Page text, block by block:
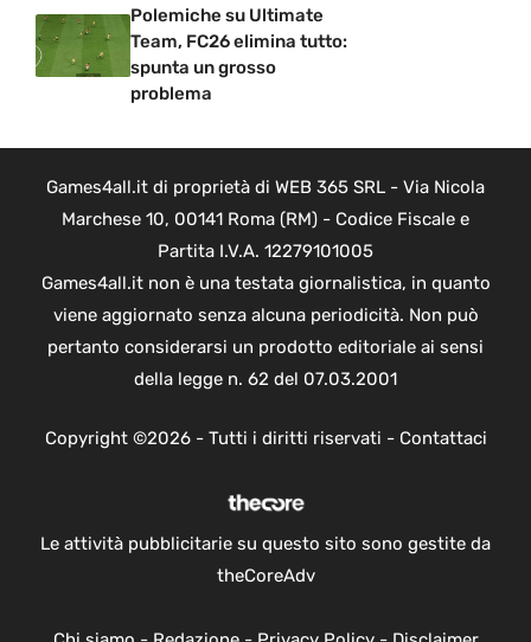
Polemiche su Ultimate
Team, FC26 elimina tutto:
spunta un grosso
problema
Games4all.it di proprietà di WEB 365 SRL - Via Nicola
Marchese 10, 00141 Roma (RM) - Codice Fiscale e
Partita I.V.A. 12279101005
Games4all.it non è una testata giornalistica, in quanto
viene aggiornato senza alcuna periodicità. Non può
pertanto considerarsi un prodotto editoriale ai sensi
della legge n. 62 del 07.03.2001
Copyright ©2026 - Tutti i diritti riservati - Contattaci
Le attività pubblicitarie su questo sito sono gestite da
theCoreAdv